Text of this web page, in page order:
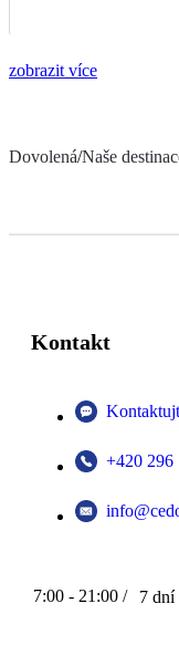
zobrazit více
Dovolená/Naše
Kontakt
+420 296
7:00 - 21:00 / 7 dní